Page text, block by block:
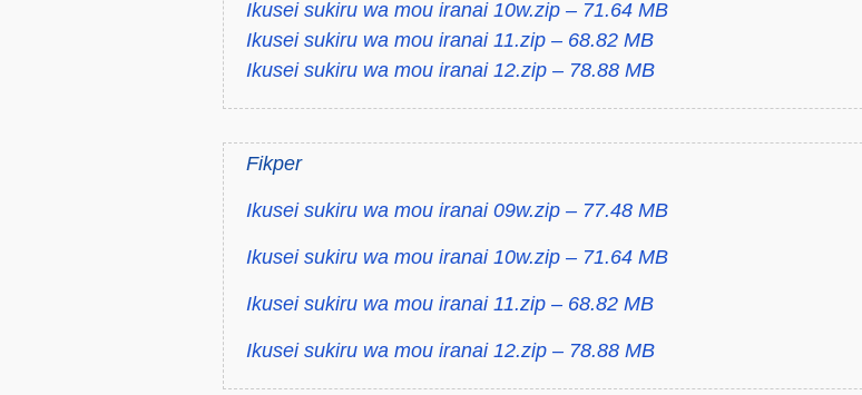
Ikusei sukiru wa mou iranai 10w.zip – 71.64 MB
Ikusei sukiru wa mou iranai 11.zip – 68.82 MB
Ikusei sukiru wa mou iranai 12.zip – 78.88 MB
Fikper
Ikusei sukiru wa mou iranai 09w.zip – 77.48 MB
Ikusei sukiru wa mou iranai 10w.zip – 71.64 MB
Ikusei sukiru wa mou iranai 11.zip – 68.82 MB
Ikusei sukiru wa mou iranai 12.zip – 78.88 MB